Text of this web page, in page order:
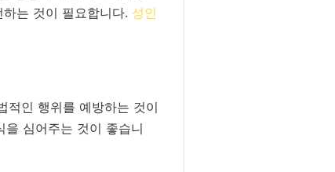
는 것이 필요합니다. 성인
적인 행위를 예방하는 것이
심어주는 것이 좋습니